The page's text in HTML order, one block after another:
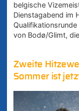
belgische
Dienstagabend im
von Bodø/Glimt,
Zweite
Sommer ist